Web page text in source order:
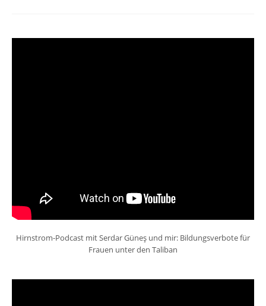
Hirnstrom-Podcast mit Serdar Güneş und mir: Bildungsverbote für
Frauen unter den Taliban